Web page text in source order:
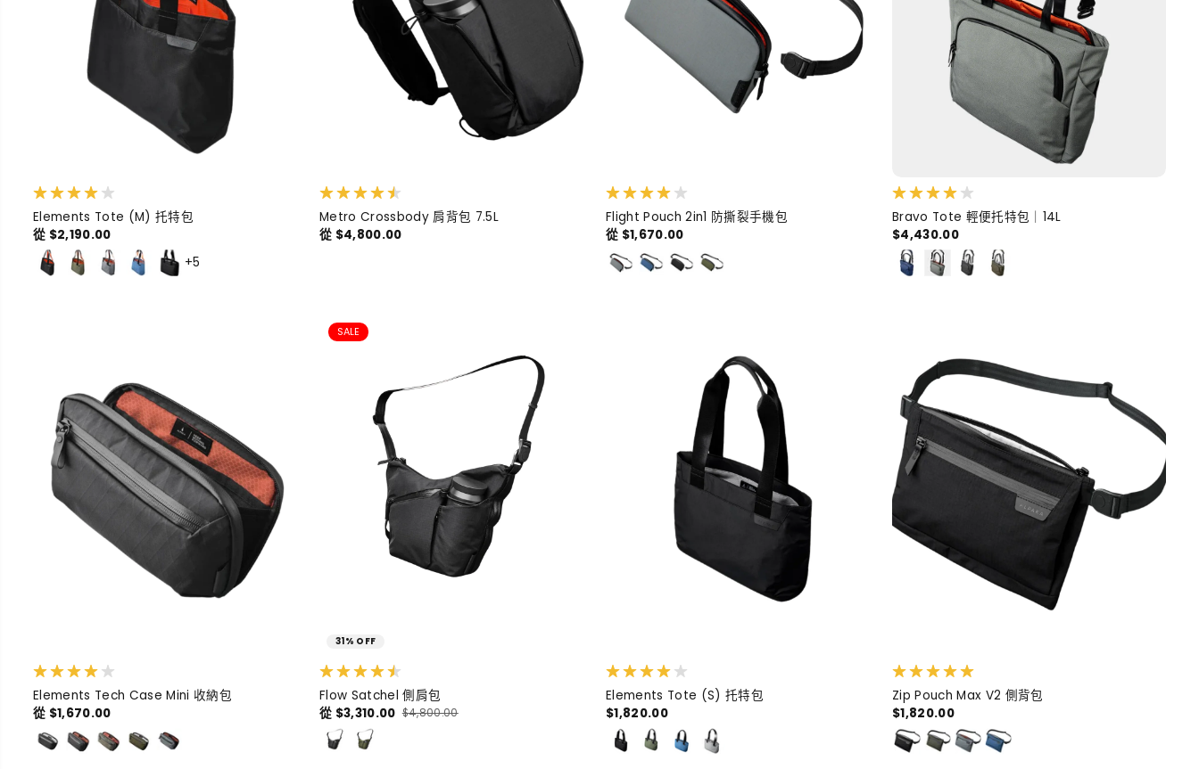
Elements Tote (M) 托特包
從 $2,190.00
+5
Metro Crossbody 肩背包 7.5L
從 $4,800.00
Flight Pouch 2in1 防撕裂手機包
從 $1,670.00
Bravo Tote 輕便托特包｜14L
$4,430.00
Elements Tech Case Mini 收納包
從 $1,670.00
31% OFF
SALE
Flow Satchel 側肩包
從 $3,310.00 $4,800.00
Elements Tote (S) 托特包
$1,820.00
Zip Pouch Max V2 側背包
$1,820.00